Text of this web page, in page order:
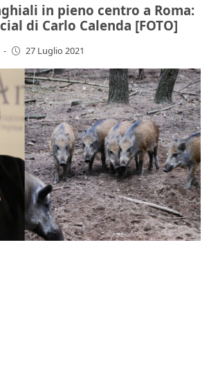
in pieno centro a Roma:
di Carlo Calenda [FOTO]
- 27 Luglio 2021